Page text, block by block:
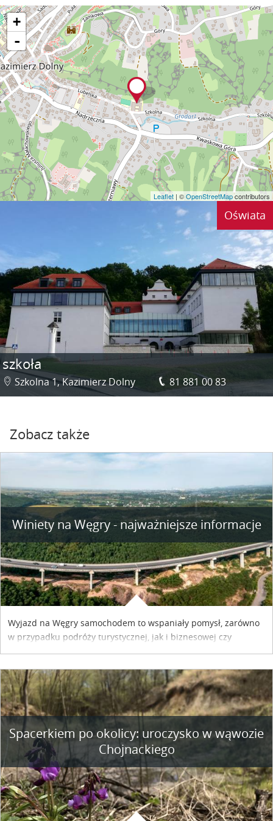
+
-
Leaflet | ©OpenStreetMapcontributors
Oświata
szkoła
Szkolna 1, Kazimierz Dolny 81 881 00 83
Zobacz także
Winiety na Węgry - najważniejsze informacje
Wyjazd na Węgry samochodem to wspaniały pomysł, zarówno
w przypadku podróży turystycznej, jak i biznesowej czy
służbowej. Pamiętać tylko trzeba o wykupieniu winiety, co
współpracy reklamowej z Hungary Vignette.
Spacerkiem po okolicy: uroczysko w wąwozie
Chojnackiego